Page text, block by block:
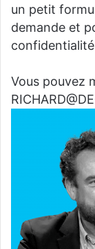
un petit
demande et
Vous pouvez